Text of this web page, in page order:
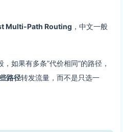
Multi-Path Routing ，中文一般
如果有多条”代价相同”的路径，
路径转发流量，而不是只选一